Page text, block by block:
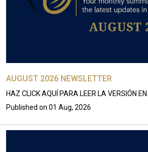
AUGUST 2026 NEWSLETTER
HAZ CLICK AQUÍ PARA LEER LA VERSIÓN EN…
Published on 01 Aug, 2026